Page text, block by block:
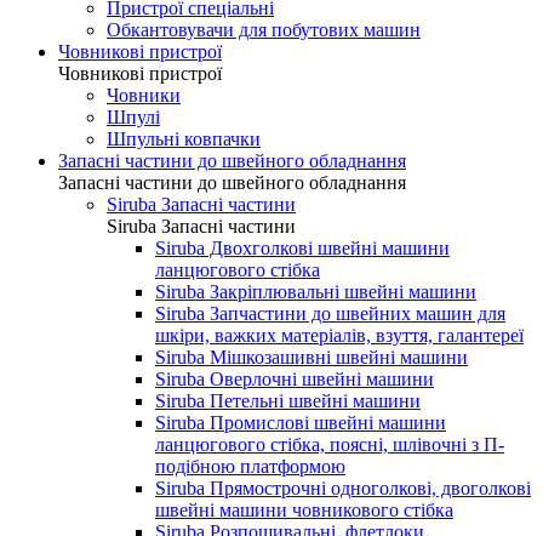
Пристрої спеціальні
Обкантовувачи для побутових машин
Човникові пристрої
Човникові пристрої
Човники
Шпулі
Шпульні ковпачки
Запасні частини до швейного обладнання
Запасні частини до швейного обладнання
Siruba Запасні частини
Siruba Запасні частини
Siruba Двохголкові швейні машини
ланцюгового стібка
Siruba Закріплювальні швейні машини
Siruba Запчастини до швейних машин для
шкіри, важких матеріалів, взуття, галантереї
Siruba Мішкозашивні швейні машини
Siruba Оверлочні швейні машини
Siruba Петельні швейні машини
Siruba Промислові швейні машини
ланцюгового стібка, поясні, шлівочні з П-
подібною платформою
Siruba Прямострочні одноголкові, двоголкові
швейні машини човникового стібка
Siruba Розпошивальні, флетлоки,